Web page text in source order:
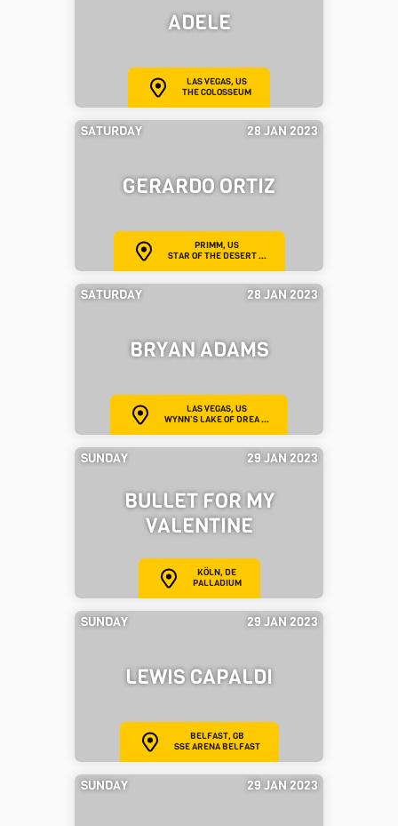
ADELE
LAS VEGAS, US
THE COLOSSEUM
SATURDAY 28 JAN 2023
GERARDO ORTIZ
PRIMM, US
STAR OF THE DESERT ...
SATURDAY 28 JAN 2023
BRYAN ADAMS
LAS VEGAS, US
WYNN’S LAKE OF DREA ...
SUNDAY 29 JAN 2023
BULLET FOR MY
VALENTINE
KÖLN, DE
PALLADIUM
SUNDAY 29 JAN 2023
LEWIS CAPALDI
BELFAST, GB
SSE ARENA BELFAST
SUNDAY 29 JAN 2023